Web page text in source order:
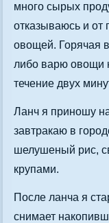
много сырых
отказываюсь и
овощей. Горячая
либо варю овощи
течение двух
Ланч я приношу
завтракаю в
шелушеный рис,
крупами.
После ланча я
снимает